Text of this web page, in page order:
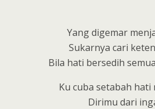
Yang digemar
Sukarnya cari
Bila hati bersedih
Ku cuba setabah hati
Dirimu dari